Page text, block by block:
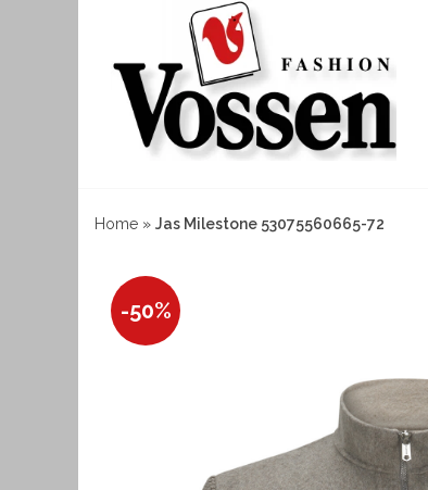
Home » Jas Milestone 53075560665-72
-50%